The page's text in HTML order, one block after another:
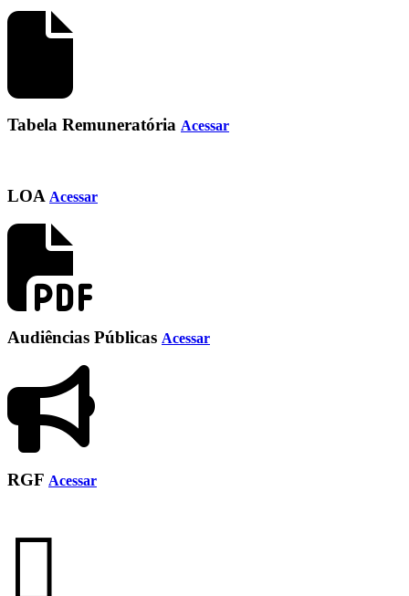
Tabela Remuneratória Acessar
LOA Acessar
Audiências Públicas Acessar
RGF Acessar